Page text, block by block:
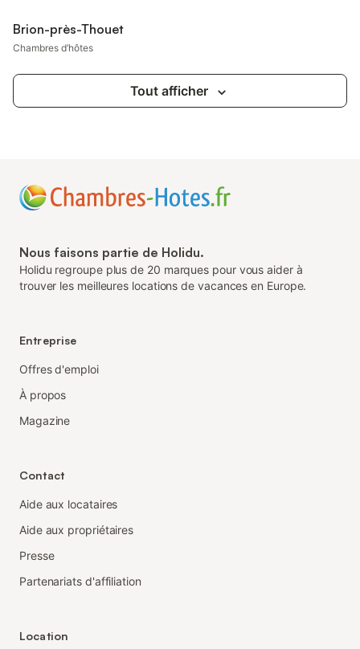
Brion-près-Thouet
Chambres d’hôtes
Tout afficher
Nous faisons partie de Holidu.
Holidu regroupe plus de 20 marques pour vous aider à
trouver les meilleures locations de vacances en Europe.
Entreprise
Offres d'emploi
À propos
Magazine
Contact
Aide aux locataires
Aide aux propriétaires
Presse
Partenariats d'affiliation
Location